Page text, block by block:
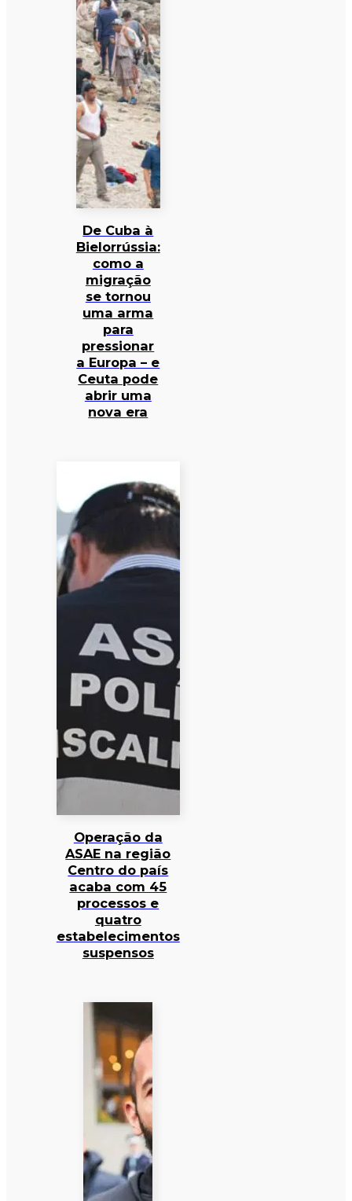
De Cuba à
Bielorrússia:
como a
migração
se tornou
uma arma
para
pressionar
a Europa – e
Ceuta pode
abrir uma
nova era
Operação da
ASAE na região
Centro do país
acaba com 45
processos e
quatro
estabelecimentos
suspensos